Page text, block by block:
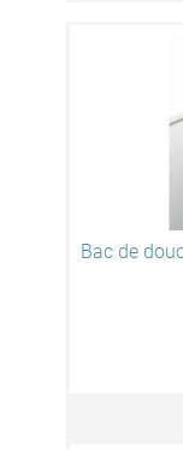
Bac de